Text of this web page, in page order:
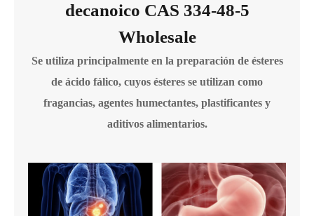
decanoico CAS 334-48-5
Wholesale
Se utiliza principalmente en la preparación de ésteres
de ácido fálico, cuyos ésteres se utilizan como
fragancias, agentes humectantes, plastificantes y
aditivos alimentarios.